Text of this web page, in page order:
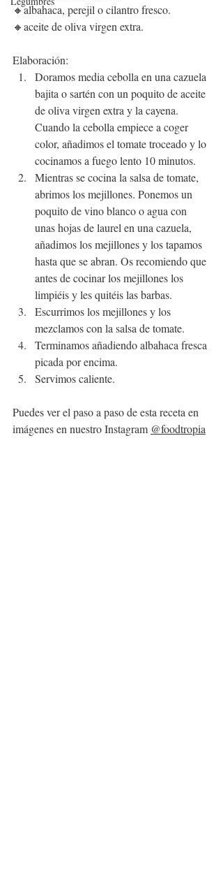
🔸albahaca, perejil o cilantro fresco.
🔸aceite de oliva virgen extra.
Elaboración:
Doramos media cebolla en una cazuela
bajita o sartén con un poquito de aceite
de oliva virgen extra y la cayena.
Cuando la cebolla empiece a coger
color, añadimos el tomate troceado y lo
cocinamos a fuego lento 10 minutos.
Mientras se cocina la salsa de tomate,
abrimos los mejillones. Ponemos un
poquito de vino blanco o agua con
unas hojas de laurel en una cazuela,
añadimos los mejillones y los tapamos
hasta que se abran. Os recomiendo que
antes de cocinar los mejillones los
limpiéis y les quitéis las barbas.
Escurrimos los mejillones y los
mezclamos con la salsa de tomate.
Terminamos añadiendo albahaca fresca
picada por encima.
Servimos caliente.
Puedes ver el paso a paso de esta receta en
imágenes en nuestro Instagram @foodtropia